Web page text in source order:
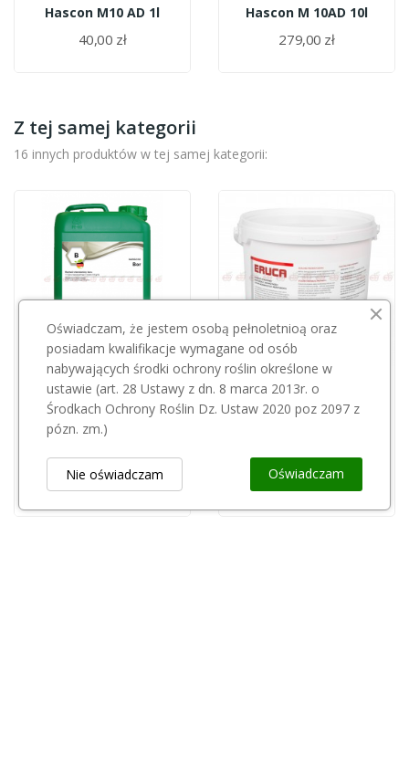
Hascon M10 AD 1l
40,00 zł
Hascon M 10AD 10l
279,00 zł
Z tej samej kategorii
16 innych produktów w tej samej kategorii:
Przepraszamy, ten produkt
jest niedostępny.
LEBOSOL
Lebosol BOR 10l
195,00 zł
Eruca 3 kg
Oświadczam, że jestem osobą pełnoletnioą oraz
posiadam kwalifikacje wymagane od osób
nabywających środki ochrony roślin określone w
ustawie (art. 28 Ustawy z dn. 8 marca 2013r. o
Środkach Ochrony Roślin Dz. Ustaw 2020 poz 2097 z
pózn. zm.)
Oświadczam
Nie oświadczam